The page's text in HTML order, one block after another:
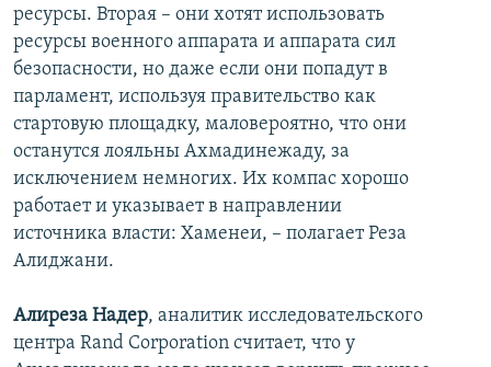
ресурсы. Вторая – они хотят использовать
ресурсы военного аппарата и аппарата сил
безопасности, но даже если они попадут в
парламент, используя правительство как
стартовую площадку, маловероятно, что они
останутся лояльны Ахмадинежаду, за
исключением немногих. Их компас хорошо
работает и указывает в направлении
источника власти: Хаменеи, – полагает Реза
Алиджани.
Алиреза Надер, аналитик исследовательского
центра Rand Corporation считает, что у